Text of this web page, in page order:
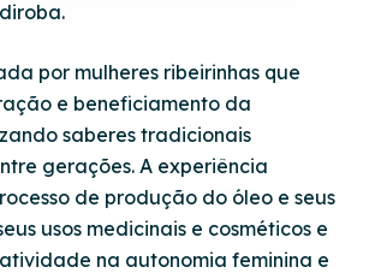
por mulheres ribeirinhas que
e beneficiamento da
saberes tradicionais
gerações. A experiência
de produção do óleo e seus
usos medicinais e cosméticos e
na autonomia feminina e